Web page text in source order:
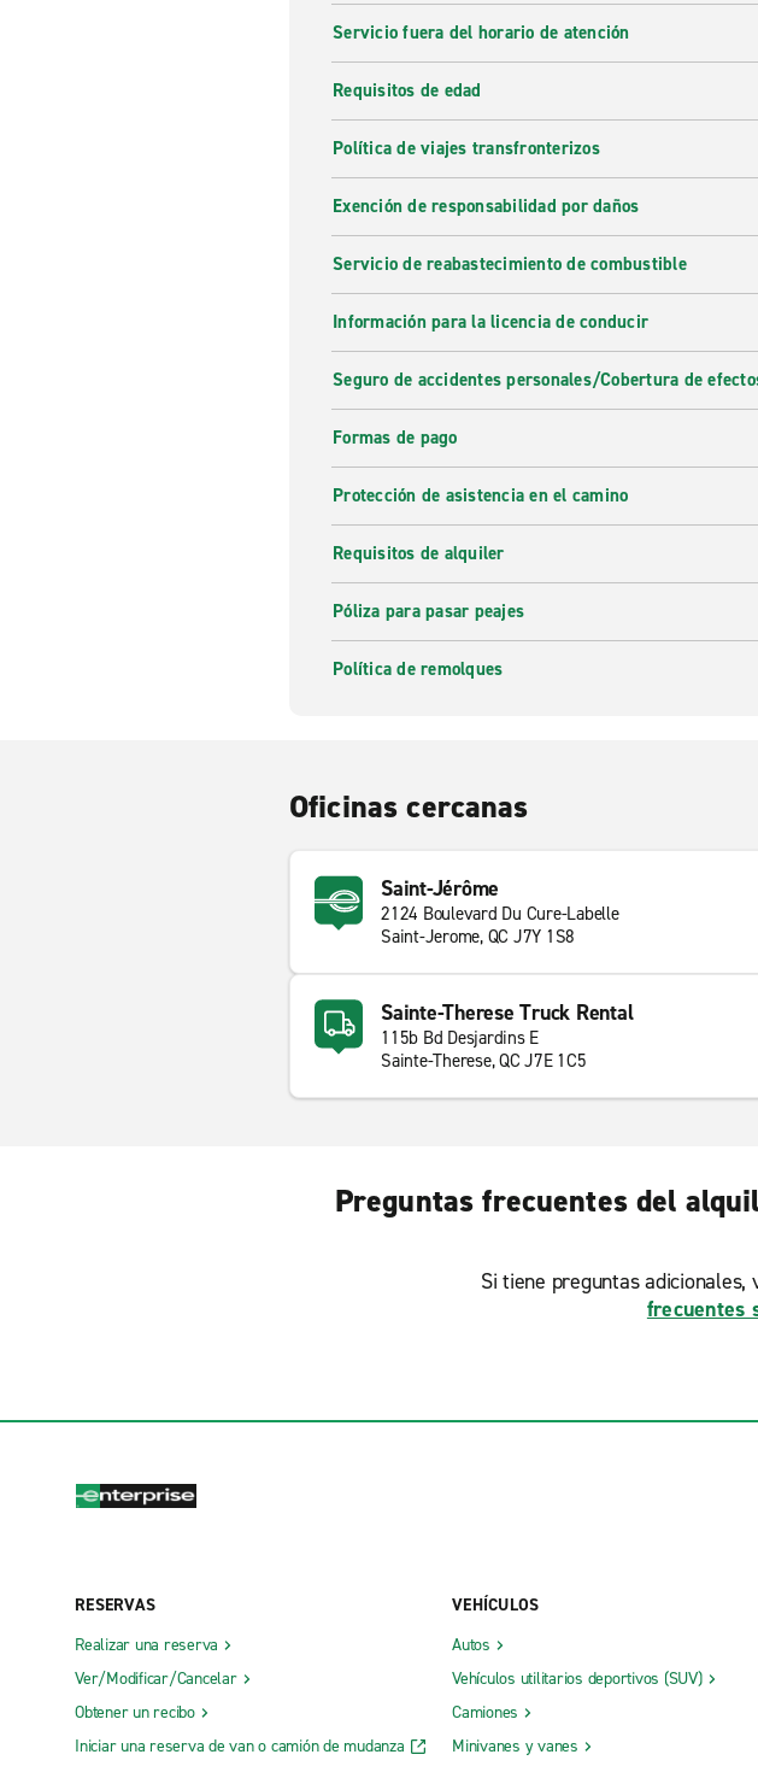
Servicio fuera del horario de atención
Requisitos de edad
Política de viajes transfronterizos
Exención de responsabilidad por daños
Servicio de reabastecimiento de combustible
Información para la licencia de conducir
Seguro de accidentes personales/Cobertura de
Formas de pago
Protección de asistencia en el camino
Requisitos de alquiler
Póliza para pasar peajes
Política de remolques
Oficinas cercanas
Saint-Jérôme
2124 Boulevard Du Cure-Labelle
Saint-Jerome, QC J7Y 1S8
Sainte-Therese Truck Rental
115b Bd Desjardins E
Sainte-Therese, QC J7E 1C5
Preguntas frecuentes del
Si tiene preguntas
frecuentes
RESERVAS
Realizar una reserva
Ver/Modificar/Cancelar
Obtener un recibo
Iniciar una reserva de van o camión de mudanza
VEHÍCULOS
Autos
Vehículos utilitarios deportivos (SUV)
Camiones
Minivanes y vanes